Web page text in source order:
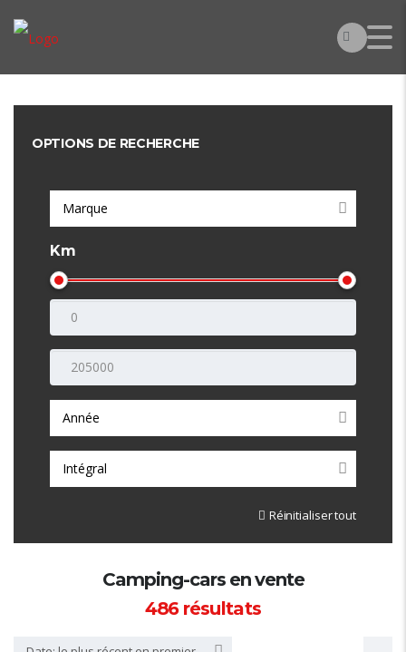
OPTIONS DE RECHERCHE
Marque
Km
Année
Intégral
Réinitialiser tout
Camping-cars en vente
486résultats